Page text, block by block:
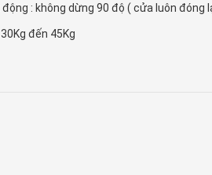
: không dừng 90 độ ( cửa luôn đóng
đến 45Kg